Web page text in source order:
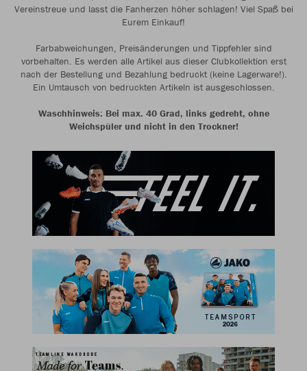
Vereinstreue und lasst die Fanherzen höher schlagen! Viel Spaß bei
Eurem Einkauf!
Farbabweichungen, Preisänderungen und Tippfehler sind
vorbehalten. Es werden alle Artikel aus dieser Clubkollektion erst
nach der Bestellung und Bezahlung bedruckt (keine Lagerware!).
Ein Umtausch von bedruckten Artikeln ist ausgeschlossen.
Waschhinweis: Bei max. 40 Grad, links gedreht, ohne
Weichspüler und nicht in den Trockner!